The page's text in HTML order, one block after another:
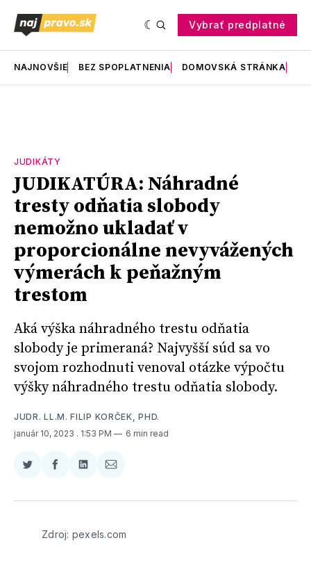
Vybrať predplatné
NAJNOVŠIE BEZ SPOPLATNENIA DOMOVSKÁ STRÁNKA
JUDIKÁTY
JUDIKATÚRA: Náhradné
tresty odňatia slobody
nemožno ukladať v
proporcionálne nevyvážených
výmerách k peňažným
trestom
Aká výška náhradného trestu odňatia
slobody je primeraná? Najvyšší súd sa vo
svojom rozhodnuti venoval otázke výpočtu
výšky náhradného trestu odňatia slobody.
JUDR. LL.M. FILIP KORČEK, PHD.
január 10, 2023 . 1:53 PM 6 min read
Zdieľať
Twitter
Zdieľať
Facebooku
Zdieľať
LinkedIne
Zdieľať
E-
Zdroj: pexels.com